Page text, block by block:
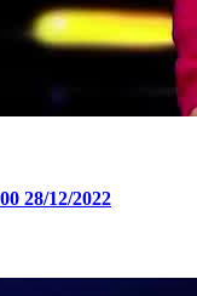
28/12/2022